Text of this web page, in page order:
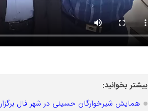
بیشتر بخوانید:
همایش شیرخوارگان حسینی در شهر فال